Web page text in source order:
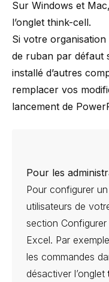
Sur Windows et
l’onglet think-cell.
Si votre
de ruban par défaut
installé d’autres
remplacer vos
lancement de
Pour les
Pour configurer
utilisateurs de
section
Excel. Par
les commandes
désactiver l’onglet